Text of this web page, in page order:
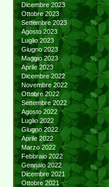
Dicembre 2023
Ottobre 2023
Settembre 2023
Agosto 2023
Luglio 2023
Giugno 2023
Maggio 2023
Aprile 2023
Dicembre 2022
Novembre 2022
Ottobre 2022
Settembre 2022
Agosto 2022
Luglio 2022
Giugno 2022
Aprile 2022
Marzo 2022
Febbraio 2022
Gennaio 2022
Dicembre 2021
Ottobre 2021